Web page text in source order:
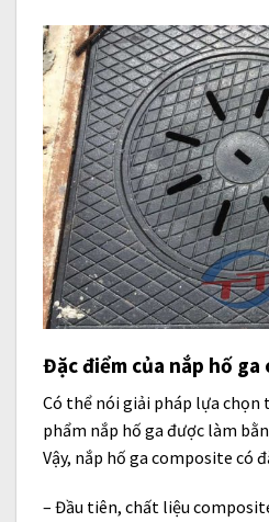
Đặc điểm của nắp hố ga
Có thể nói giải pháp lựa chọn
phẩm nắp hố ga được làm
Vậy, nắp hố ga composite có
– Đầu tiên, chất liệu